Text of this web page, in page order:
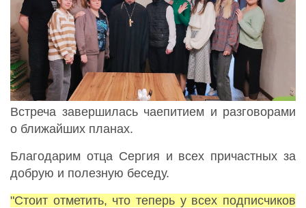
Встреча завершилась чаепитием и разговорами
о ближайших планах.
Благодарим отца Сергия и всех причастных за
добрую и полезную беседу.
"Стоит отметить, что теперь у всех подписчиков